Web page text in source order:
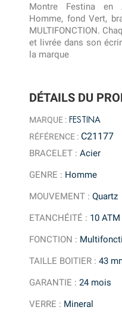
DÉTAILS DU
MARQUE : FESTINA
RÉFÉRENCE : C21177
BRACELET :Acier
GENRE : Homme
MOUVEMENT :Quartz
ETANCHÉITÉ : 10 ATM
FONCTION :
TAILLE BOITIER :43
GARANTIE :24 mois
VERRE : Mineral
Montre Festina en
Homme, fond Vert,
MULTIFONCTION.
et livrée dans son
la marque